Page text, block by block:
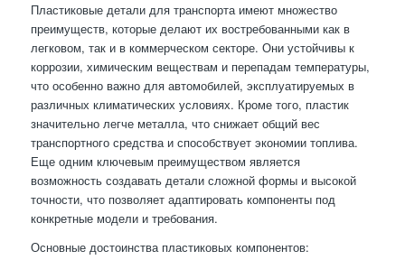
Пластиковые детали для транспорта имеют множество
преимуществ, которые делают их востребованными как в
легковом, так и в коммерческом секторе. Они устойчивы к
коррозии, химическим веществам и перепадам температуры,
что особенно важно для автомобилей, эксплуатируемых в
различных климатических условиях. Кроме того, пластик
значительно легче металла, что снижает общий вес
транспортного средства и способствует экономии топлива.
Еще одним ключевым преимуществом является
возможность создавать детали сложной формы и высокой
точности, что позволяет адаптировать компоненты под
конкретные модели и требования.
Основные достоинства пластиковых компонентов: